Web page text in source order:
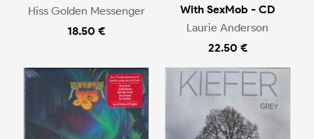
Hiss Golden Messenger
18.50 €
With SexMob - CD
Laurie Anderson
22.50 €